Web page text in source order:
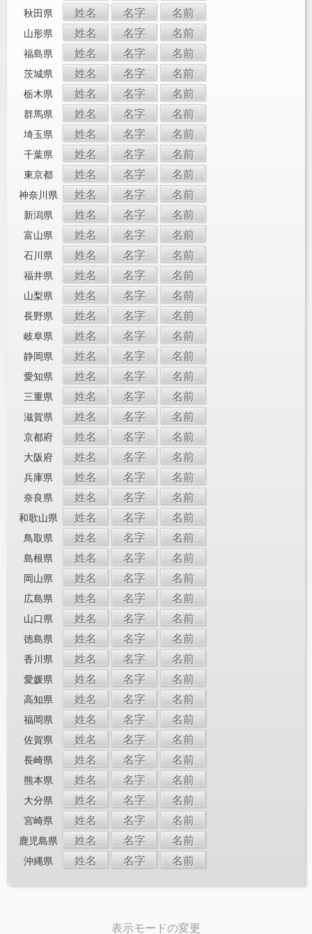
秋田県 姓名 名字 名前
山形県 姓名 名字 名前
福島県 姓名 名字 名前
茨城県 姓名 名字 名前
栃木県 姓名 名字 名前
群馬県 姓名 名字 名前
埼玉県 姓名 名字 名前
千葉県 姓名 名字 名前
東京都 姓名 名字 名前
神奈川県 姓名 名字 名前
新潟県 姓名 名字 名前
富山県 姓名 名字 名前
石川県 姓名 名字 名前
福井県 姓名 名字 名前
山梨県 姓名 名字 名前
長野県 姓名 名字 名前
岐阜県 姓名 名字 名前
静岡県 姓名 名字 名前
愛知県 姓名 名字 名前
三重県 姓名 名字 名前
滋賀県 姓名 名字 名前
京都府 姓名 名字 名前
大阪府 姓名 名字 名前
兵庫県 姓名 名字 名前
奈良県 姓名 名字 名前
和歌山県 姓名 名字 名前
鳥取県 姓名 名字 名前
島根県 姓名 名字 名前
岡山県 姓名 名字 名前
広島県 姓名 名字 名前
山口県 姓名 名字 名前
徳島県 姓名 名字 名前
香川県 姓名 名字 名前
愛媛県 姓名 名字 名前
高知県 姓名 名字 名前
福岡県 姓名 名字 名前
佐賀県 姓名 名字 名前
長崎県 姓名 名字 名前
熊本県 姓名 名字 名前
大分県 姓名 名字 名前
宮崎県 姓名 名字 名前
鹿児島県 姓名 名字 名前
沖縄県 姓名 名字 名前
表示モードの変更